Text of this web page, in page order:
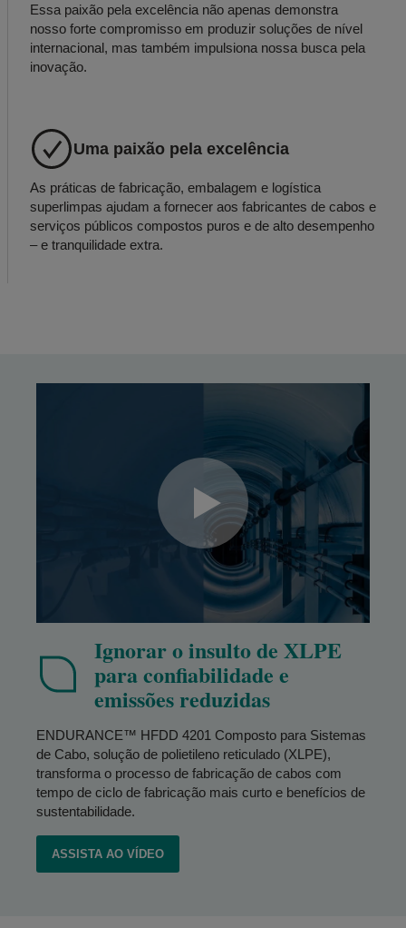
Essa paixão pela excelência não apenas demonstra
nosso forte compromisso em produzir soluções de nível
internacional, mas também impulsiona nossa busca pela
inovação.
Uma paixão pela excelência
As práticas de fabricação, embalagem e logística
superlimpas ajudam a fornecer aos fabricantes de cabos e
serviços públicos compostos puros e de alto desempenho
– e tranquilidade extra.
Ignorar o insulto de XLPE
para confiabilidade e
emissões reduzidas
ENDURANCE™ HFDD 4201 Composto para Sistemas
de Cabo, solução de polietileno reticulado (XLPE),
transforma o processo de fabricação de cabos com
tempo de ciclo de fabricação mais curto e benefícios de
sustentabilidade.
ASSISTA AO VÍDEO